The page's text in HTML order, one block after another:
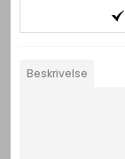
Beskrivelse